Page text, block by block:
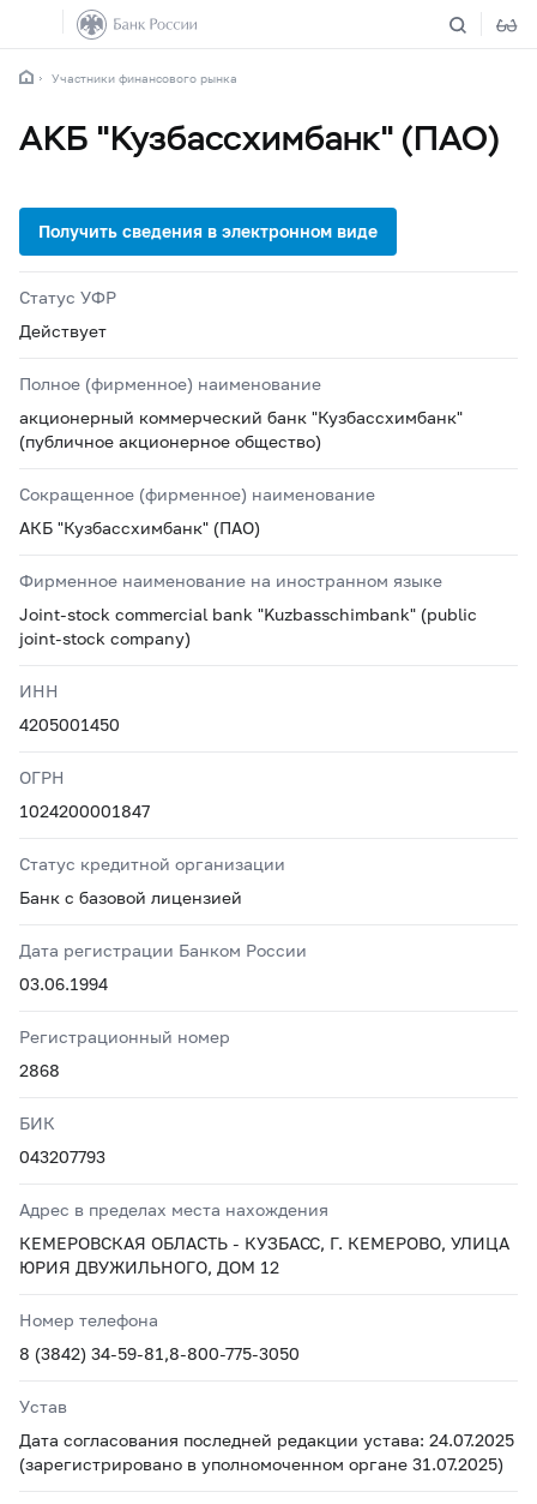
Участники финансового рынка
АКБ "Кузбассхимбанк" (ПАО)
Статус УФР
Действует
Полное (фирменное) наименование
акционерный коммерческий банк "Кузбассхимбанк"
(публичное акционерное общество)
Сокращенное (фирменное) наименование
АКБ "Кузбассхимбанк" (ПАО)
Фирменное наименование на иностранном языке
Joint-stock commercial bank "Kuzbasschimbank" (public
joint-stock company)
ИНН
4205001450
ОГРН
1024200001847
Статус кредитной организации
Банк с базовой лицензией
Дата регистрации Банком России
03.06.1994
Регистрационный номер
2868
БИК
043207793
Адрес в пределах места нахождения
КЕМЕРОВСКАЯ ОБЛАСТЬ - КУЗБАСС, Г. КЕМЕРОВО, УЛИЦА
ЮРИЯ ДВУЖИЛЬНОГО, ДОМ 12
Номер телефона
8 (3842) 34-59-81,8-800-775-3050
Устав
Дата согласования последней редакции устава: 24.07.2025
(зарегистрировано в уполномоченном органе 31.07.2025)